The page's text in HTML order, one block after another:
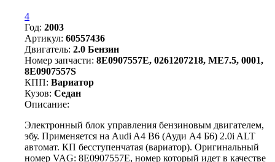
4
Год: 2003
Артикул: 60557436
Двигатель: 2.0 Бензин
Номер запчасти: 8E0907557E, 0261207218, ME7.5, 0001,
8E0907557S
КПП: Вариатор
Кузов: Седан
Описание:
Электронный блок управления бензиновым двигателем,
эбу. Применяется на Audi A4 B6 (Ауди А4 Б6) 2.0i ALT
автомат. КП бесступенчатая (вариатор). Оригинальный
номер VAG: 8E0907557E, номер который идет в качестве